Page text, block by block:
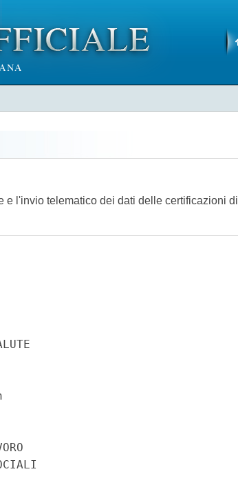
e l'invio telematico dei dati delle certificazioni di